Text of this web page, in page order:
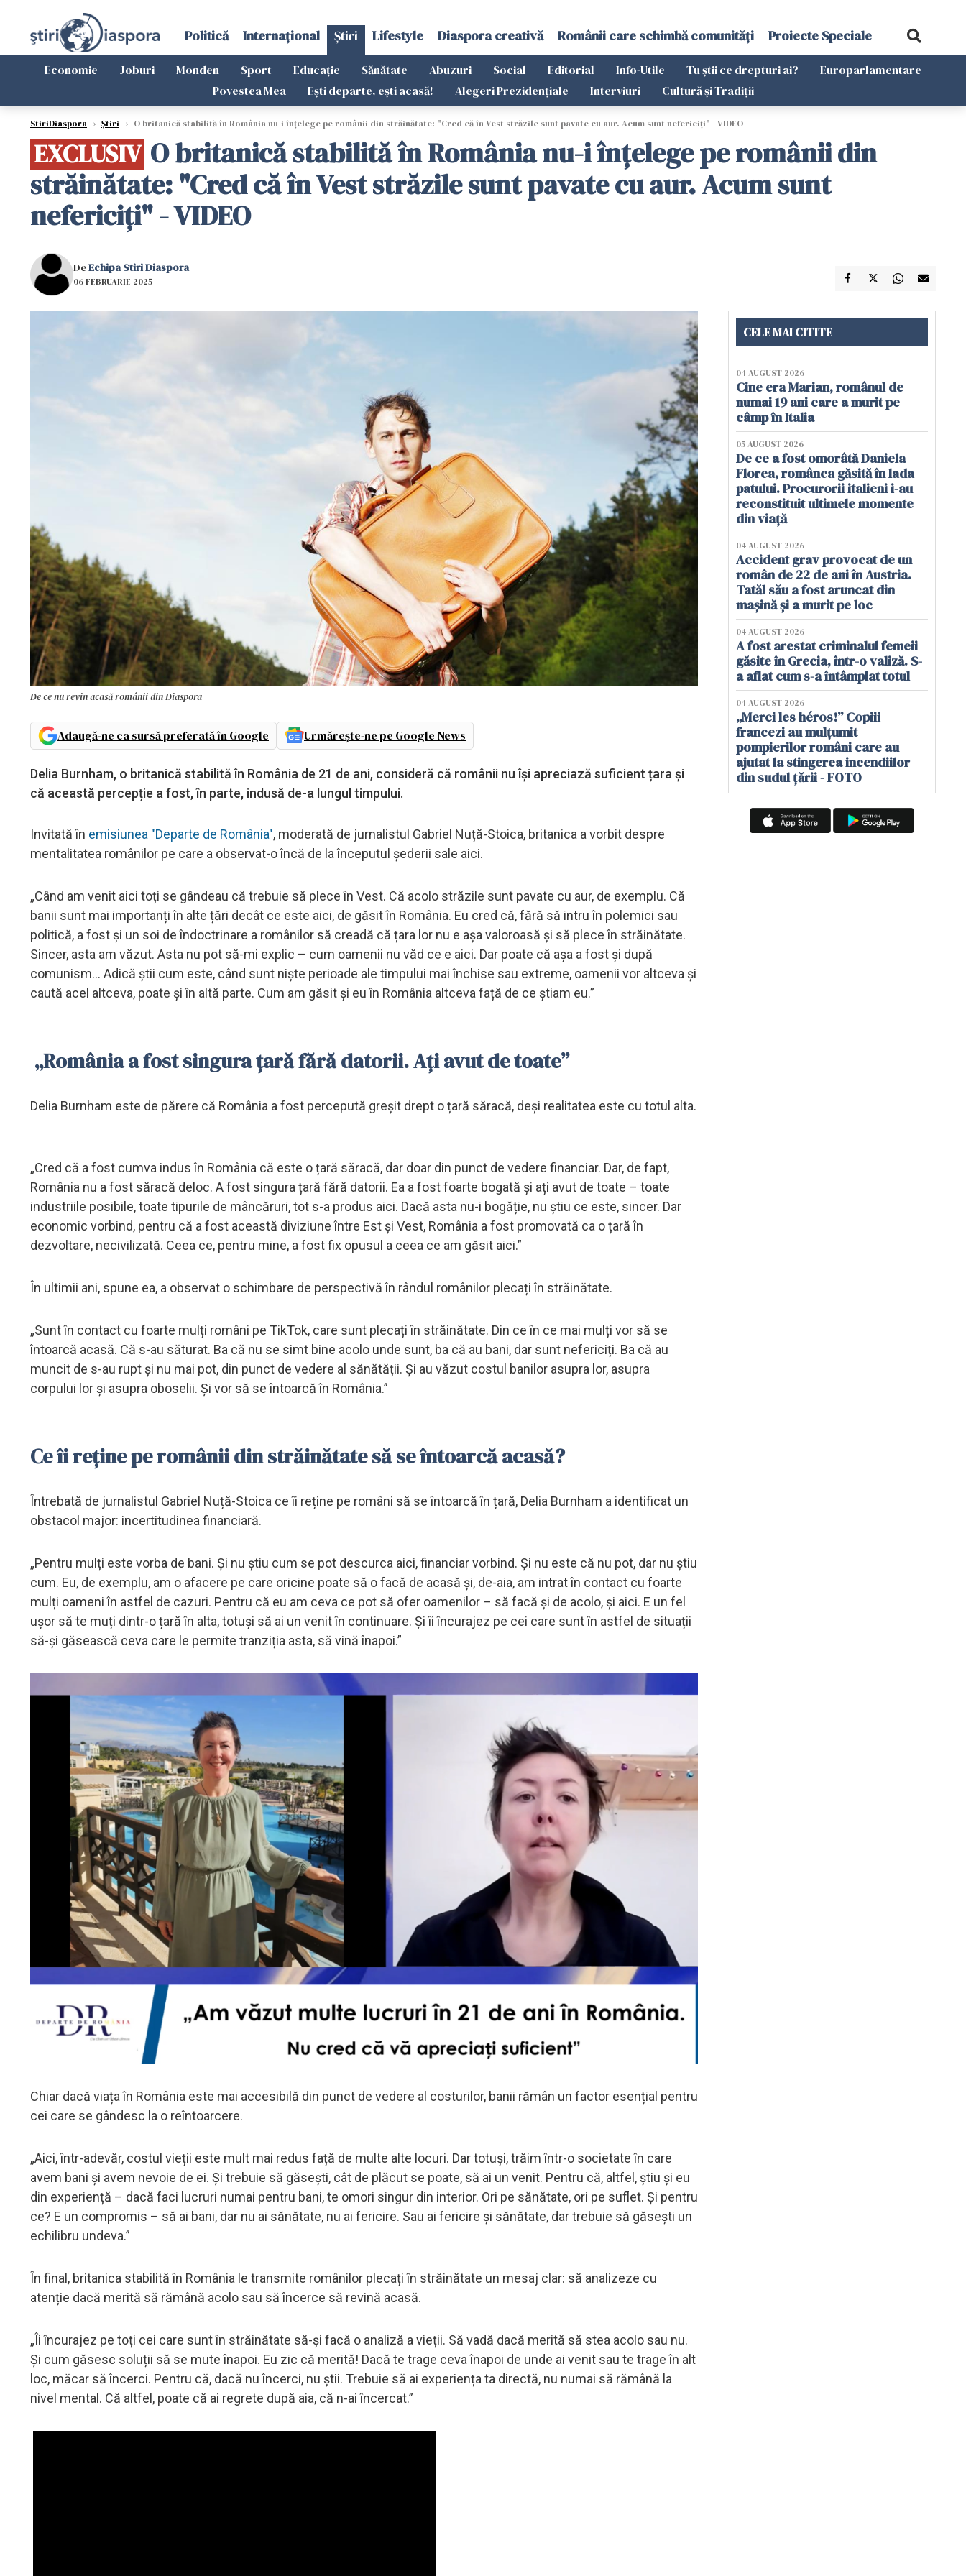
Politică Internațional Știri Lifestyle Diaspora creativă Românii care schimbă comunități Proiecte Speciale
Economie Joburi Monden Sport Educație Sănătate Abuzuri Social Editorial Info-Utile Tu știi ce drepturi ai?
Europarlamentare
Povestea Mea
Ești departe, ești acasă! Alegeri Prezidențiale Interviuri Cultură și Tradiții
StiriDiaspora › Știri › O britanică stabilită în România nu-i înțelege pe românii din străinătate: "Cred că în Vest străzile sunt pavate cu aur. Acum sunt nefericiți" - VIDEO
EXCLUSIV O britanică stabilită în România nu-i înțelege pe românii din
străinătate: "Cred că în Vest străzile sunt pavate cu aur. Acum sunt
nefericiți" - VIDEO
DeEchipa Stiri Diaspora
06 FEBRUARIE 2025
De ce nu revin acasă românii din Diaspora
Adaugă-ne ca sursă preferată în Google Urmărește-ne pe Google News
Delia Burnham, o britanică stabilită în România de 21 de ani, consideră că românii nu își apreciază suficient țara și
că această percepție a fost, în parte, indusă de-a lungul timpului.
Invitată în emisiunea "Departe de România", moderată de jurnalistul Gabriel Nuță-Stoica, britanica a vorbit despre
mentalitatea românilor pe care a observat-o încă de la începutul șederii sale aici.
„Când am venit aici toți se gândeau că trebuie să plece în Vest. Că acolo străzile sunt pavate cu aur, de exemplu. Că
banii sunt mai importanți în alte țări decât ce este aici, de găsit în România. Eu cred că, fără să intru în polemici sau
politică, a fost și un soi de îndoctrinare a românilor să creadă că țara lor nu e așa valoroasă și să plece în străinătate.
Sincer, asta am văzut. Asta nu pot să-mi explic – cum oamenii nu văd ce e aici. Dar poate că așa a fost și după
comunism... Adică știi cum este, când sunt niște perioade ale timpului mai închise sau extreme, oamenii vor altceva și
caută acel altceva, poate și în altă parte. Cum am găsit și eu în România altceva față de ce știam eu.”
„România a fost singura țară fără datorii. Ați avut de toate”
Delia Burnham este de părere că România a fost percepută greșit drept o țară săracă, deși realitatea este cu totul alta.
„Cred că a fost cumva indus în România că este o țară săracă, dar doar din punct de vedere financiar. Dar, de fapt,
România nu a fost săracă deloc. A fost singura țară fără datorii. Ea a fost foarte bogată și ați avut de toate – toate
industriile posibile, toate tipurile de mâncăruri, tot s-a produs aici. Dacă asta nu-i bogăție, nu știu ce este, sincer. Dar
economic vorbind, pentru că a fost această diviziune între Est și Vest, România a fost promovată ca o țară în
dezvoltare, necivilizată. Ceea ce, pentru mine, a fost fix opusul a ceea ce am găsit aici.”
În ultimii ani, spune ea, a observat o schimbare de perspectivă în rândul românilor plecați în străinătate.
„Sunt în contact cu foarte mulți români pe TikTok, care sunt plecați în străinătate. Din ce în ce mai mulți vor să se
întoarcă acasă. Că s-au săturat. Ba că nu se simt bine acolo unde sunt, ba că au bani, dar sunt nefericiți. Ba că au
muncit de s-au rupt și nu mai pot, din punct de vedere al sănătății. Și au văzut costul banilor asupra lor, asupra
corpului lor și asupra oboselii. Și vor să se întoarcă în România.”
Ce îi reține pe românii din străinătate să se întoarcă acasă?
Întrebată de jurnalistul Gabriel Nuță-Stoica ce îi reține pe români să se întoarcă în țară, Delia Burnham a identificat un
obstacol major: incertitudinea financiară.
„Pentru mulți este vorba de bani. Și nu știu cum se pot descurca aici, financiar vorbind. Și nu este că nu pot, dar nu știu
cum. Eu, de exemplu, am o afacere pe care oricine poate să o facă de acasă și, de-aia, am intrat în contact cu foarte
mulți oameni în astfel de cazuri. Pentru că eu am ceva ce pot să ofer oamenilor – să facă și de acolo, și aici. E un fel
ușor să te muți dintr-o țară în alta, totuși să ai un venit în continuare. Și îi încurajez pe cei care sunt în astfel de situații
să-și găsească ceva care le permite tranziția asta, să vină înapoi.”
Chiar dacă viața în România este mai accesibilă din punct de vedere al costurilor, banii rămân un factor esențial pentru
cei care se gândesc la o reîntoarcere.
„Aici, într-adevăr, costul vieții este mult mai redus față de multe alte locuri. Dar totuși, trăim într-o societate în care
avem bani și avem nevoie de ei. Și trebuie să găsești, cât de plăcut se poate, să ai un venit. Pentru că, altfel, știu și eu
din experiență – dacă faci lucruri numai pentru bani, te omori singur din interior. Ori pe sănătate, ori pe suflet. Și pentru
ce? E un compromis – să ai bani, dar nu ai sănătate, nu ai fericire. Sau ai fericire și sănătate, dar trebuie să găsești un
echilibru undeva.”
În final, britanica stabilită în România le transmite românilor plecați în străinătate un mesaj clar: să analizeze cu
atenție dacă merită să rămână acolo sau să încerce să revină acasă.
„Îi încurajez pe toți cei care sunt în străinătate să-și facă o analiză a vieții. Să vadă dacă merită să stea acolo sau nu.
Și cum găsesc soluții să se mute înapoi. Eu zic că merită! Dacă te trage ceva înapoi de unde ai venit sau te trage în alt
loc, măcar să încerci. Pentru că, dacă nu încerci, nu știi. Trebuie să ai experiența ta directă, nu numai să rămână la
nivel mental. Că altfel, poate că ai regrete după aia, că n-ai încercat.”
CELE MAI CITITE
04 AUGUST 2026
Cine era Marian, românul de
numai 19 ani care a murit pe
câmp în Italia
05 AUGUST 2026
De ce a fost omorâtă Daniela
Florea, românca găsită în lada
patului. Procurorii italieni i-au
reconstituit ultimele momente
din viață
04 AUGUST 2026
Accident grav provocat de un
român de 22 de ani în Austria.
Tatăl său a fost aruncat din
mașină și a murit pe loc
04 AUGUST 2026
A fost arestat criminalul femeii
găsite în Grecia, într-o valiză. S-
a aflat cum s-a întâmplat totul
04 AUGUST 2026
„Merci les héros!” Copiii
francezi au mulțumit
pompierilor români care au
ajutat la stingerea incendiilor
din sudul țării - FOTO